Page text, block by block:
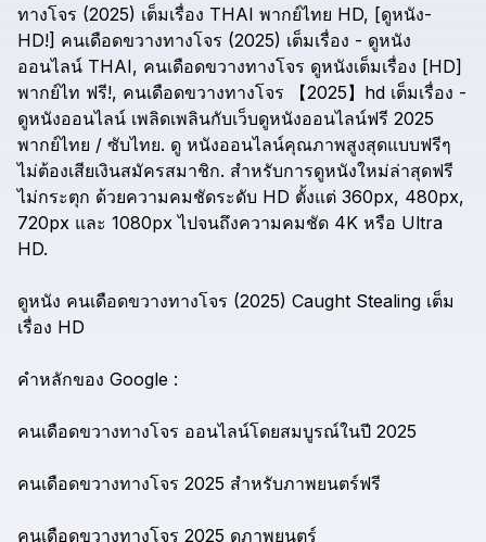
ทางโจร (2025) เต็มเรื่อง THAI พากย์ไทย HD, [ดูหนัง-
HD!] คนเดือดขวางทางโจร (2025) เต็มเรื่อง - ดูหนัง
ออนไลน์ THAI, คนเดือดขวางทางโจร ดูหนังเต็มเรื่อง [HD]
พากย์ไท ฟรี!, คนเดือดขวางทางโจร 【2025】hd เต็มเรื่อง -
ดูหนังออนไลน์ เพลิดเพลินกับเว็บดูหนังออนไลน์ฟรี 2025
พากย์ไทย / ซับไทย. ดู หนังออนไลน์คุณภาพสูงสุดแบบฟรีๆ
ไม่ต้องเสียเงินสมัครสมาชิก. สำหรับการดูหนังใหม่ล่าสุดฟรี
ไม่กระตุก ด้วยความคมชัดระดับ HD ตั้งแต่ 360px, 480px,
720px และ 1080px ไปจนถึงความคมชัด 4K หรือ Ultra
HD.
ดูหนัง คนเดือดขวางทางโจร (2025) Caught Stealing เต็ม
เรื่อง HD
คำหลักของ Google :
คนเดือดขวางทางโจร ออนไลน์โดยสมบูรณ์ในปี 2025
คนเดือดขวางทางโจร 2025 สำหรับภาพยนตร์ฟรี
คนเดือดขวางทางโจร 2025 ดูภาพยนตร์